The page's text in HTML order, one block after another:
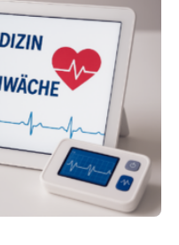
Universität Dresden
an Patientinnen
bietet sie
um deren
steigern. MiHUBx ist